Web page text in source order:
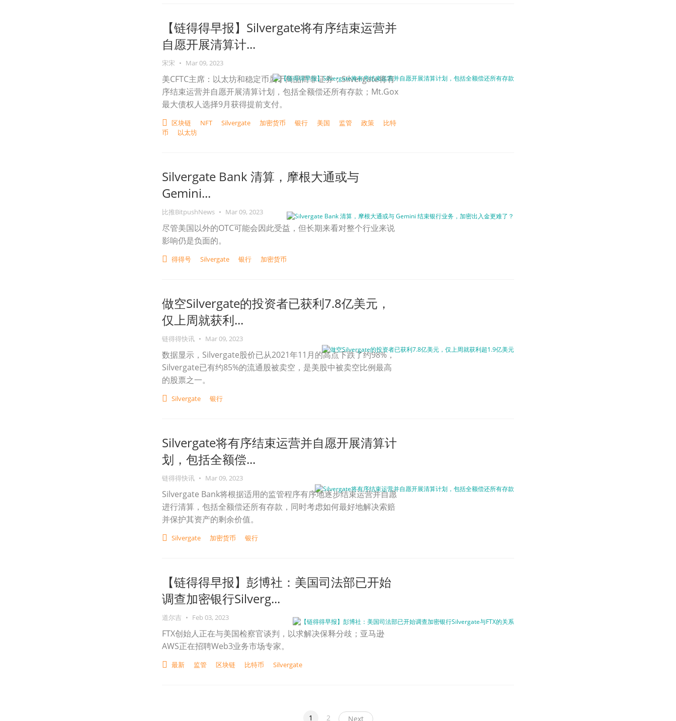
【链得得早报】Silvergate将有序结束运营并
自愿开展清算计...
宋宋 • Mar 09, 2023
美CFTC主席：以太坊和稳定币属于商品而非证券；Silvergate将有
序结束运营并自愿开展清算计划，包括全额偿还所有存款；Mt.Gox
最大债权人选择9月获得提前支付。
区块链 NFT Silvergate 加密货币 银行 美国 监管 政策
比特
币
以太坊
Silvergate Bank 清算，摩根大通或与
Gemini...
比推BitpushNews • Mar 09, 2023
尽管美国以外的OTC可能会因此受益，但长期来看对整个行业来说
影响仍是负面的。
得得号 Silvergate 银行 加密货币
做空Silvergate的投资者已获利7.8亿美元，
仅上周就获利...
链得得快讯 • Mar 09, 2023
数据显示，Silvergate股价已从2021年11月的高点下跌了约98%，
Silvergate已有约85%的流通股被卖空，是美股中被卖空比例最高
的股票之一。
Silvergate 银行
Silvergate将有序结束运营并自愿开展清算计
划，包括全额偿...
链得得快讯 • Mar 09, 2023
Silvergate Bank将根据适用的监管程序有序地逐步结束运营并自愿
进行清算，包括全额偿还所有存款，同时考虑如何最好地解决索赔
并保护其资产的剩余价值。
Silvergate 加密货币 银行
【链得得早报】彭博社：美国司法部已开始
调查加密银行Silverg...
道尔吉 • Feb 03, 2023
FTX创始人正在与美国检察官谈判，以求解决保释分歧；亚马逊
AWS正在招聘Web3业务市场专家。
最新 监管 区块链 比特币 Silvergate
1 2 Next